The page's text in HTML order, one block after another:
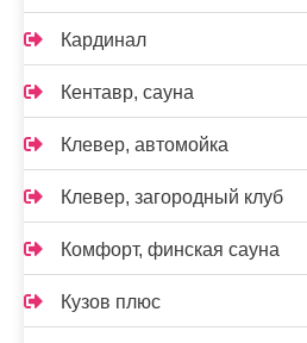
Кардинал
Кентавр, сауна
Клевер, автомойка
Клевер, загородный клуб
Комфорт, финская сауна
Кузов плюс